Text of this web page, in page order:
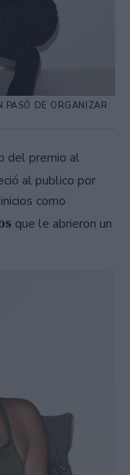
PASÓ DE ORGANIZAR
del premio al
al publico por
como
que le abrieron un